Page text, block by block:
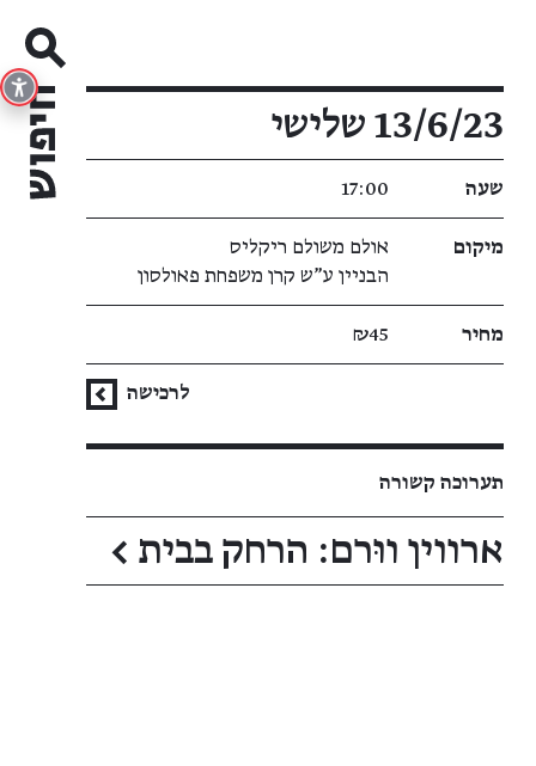
פרטי האירוע
13/6/23 שלישי
שעה 17:00
מיקום
אולם משולם ריקליס
הבניין ע"ש קרן משפחת פאולסון
מחיר ₪45
לרכישה
תערוכה קשורה
ארווין ווּרם: הרחק בבית ←